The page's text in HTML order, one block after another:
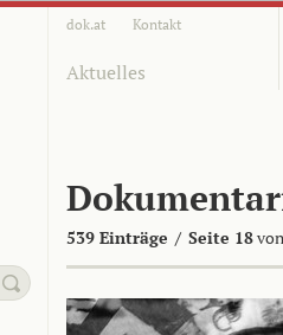
dok.at Kontakt
Aktuelles
539 Einträge / Seite 18